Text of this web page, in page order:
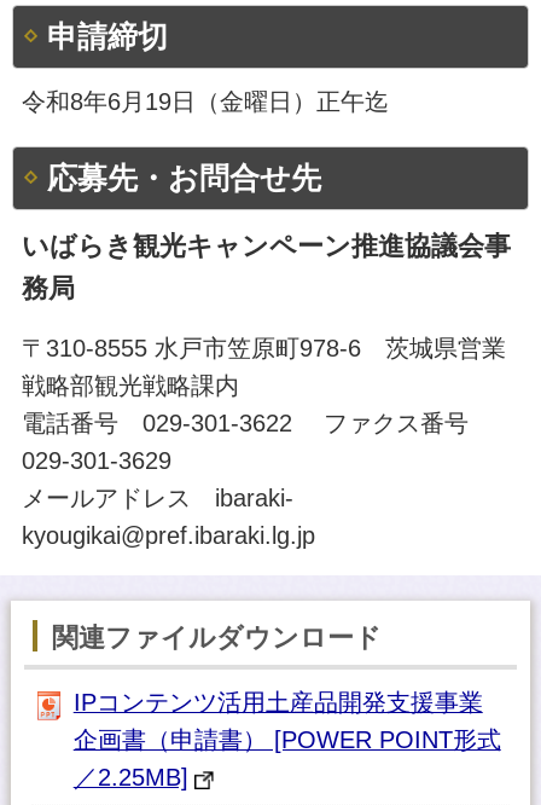
申請締切
令和8年6月19日（金曜日）正午迄
応募先・お問合せ先
いばらき観光キャンペーン推進協議会事
務局
〒310-8555 水戸市笠原町978-6 茨城県営業
戦略部観光戦略課内
電話番号 029-301-3622 ファクス番号
029-301-3629
メールアドレス ibaraki-
kyougikai@pref.ibaraki.lg.jp
関連ファイルダウンロード
IPコンテンツ活用土産品開発支援事業
企画書（申請書） [POWER POINT形式
／2.25MB]